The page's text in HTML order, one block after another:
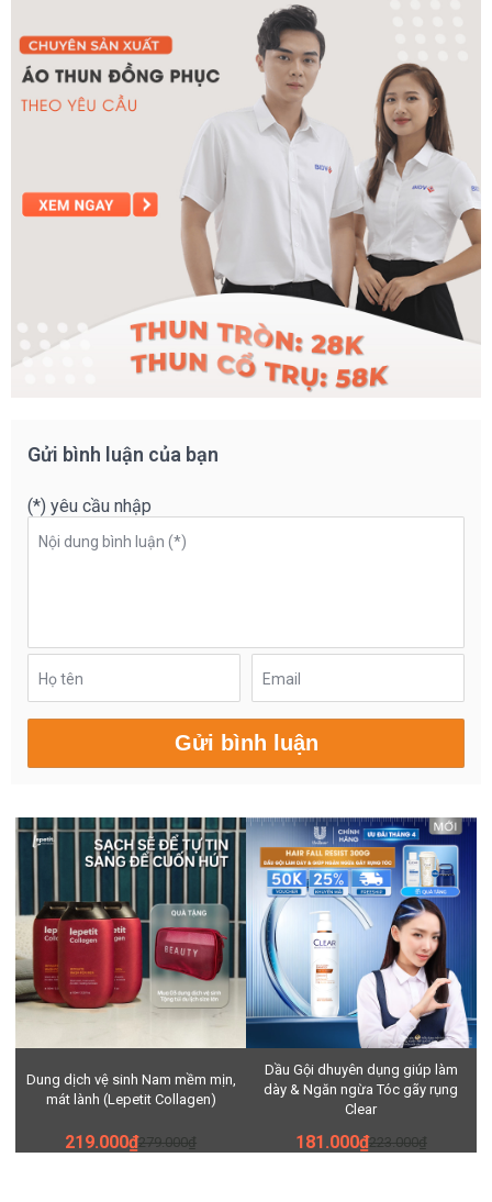
Gửi bình luận của bạn
(*) yêu cầu nhập
Nội dung bình luận (*)
Họ tên Email
Dung dịch vệ sinh Nam mềm mịn,
mát lành (Lepetit Collagen)
219.000₫279.000₫
Dầu Gội dhuyên dụng giúp làm
dày & Ngăn ngừa Tóc gãy rụng
Clear
181.000₫223.000₫